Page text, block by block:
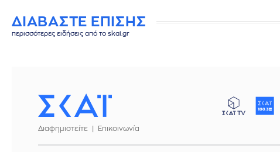
ΔΙΑΒΑΣΤΕ ΕΠΙΣΗΣ
περισσότερες ειδήσεις από το skai.gr
Διαφημιστείτε
Επικοινωνία